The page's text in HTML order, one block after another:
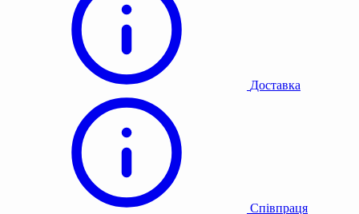
Доставка
Співпраця